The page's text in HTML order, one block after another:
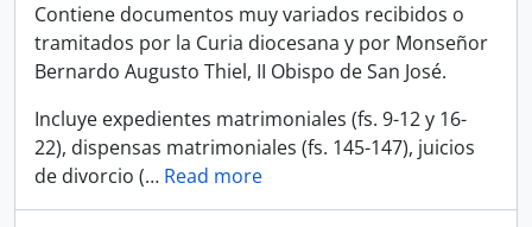
Contiene documentos muy variados recibidos o
tramitados por la Curia diocesana y por Monseñor
Bernardo Augusto Thiel, II Obispo de San José.
Incluye expedientes matrimoniales (fs. 9-12 y 16-
22), dispensas matrimoniales (fs. 145-147), juicios
de divorcio (… Read more